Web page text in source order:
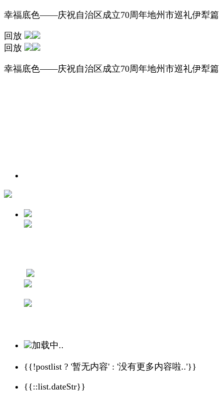
幸福底色——庆祝自治区成立70周年地州市巡礼伊犁篇
回放
回放
幸福底色——庆祝自治区成立70周年地州市巡礼伊犁篇
加载中..
{{!postlist ? '暂无内容' : '没有更多内容啦..'}}
{{::list.dateStr}}